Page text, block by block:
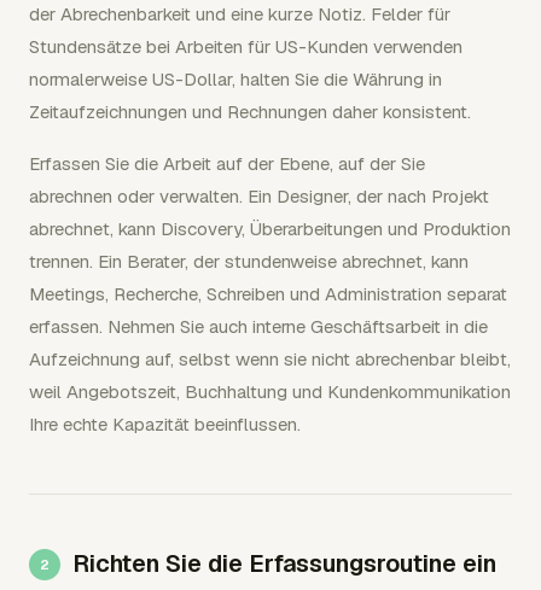
der Abrechenbarkeit und eine kurze Notiz. Felder für
Stundensätze bei Arbeiten für US-Kunden verwenden
normalerweise US-Dollar, halten Sie die Währung in
Zeitaufzeichnungen und Rechnungen daher konsistent.
Erfassen Sie die Arbeit auf der Ebene, auf der Sie
abrechnen oder verwalten. Ein Designer, der nach Projekt
abrechnet, kann Discovery, Überarbeitungen und Produktion
trennen. Ein Berater, der stundenweise abrechnet, kann
Meetings, Recherche, Schreiben und Administration separat
erfassen. Nehmen Sie auch interne Geschäftsarbeit in die
Aufzeichnung auf, selbst wenn sie nicht abrechenbar bleibt,
weil Angebotszeit, Buchhaltung und Kundenkommunikation
Ihre echte Kapazität beeinflussen.
Richten Sie die Erfassungsroutine ein